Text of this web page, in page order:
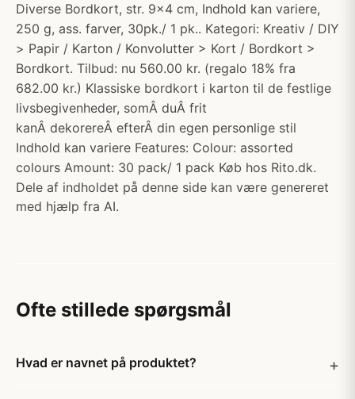
Diverse Bordkort, str. 9x4 cm, Indhold kan variere,
250 g, ass. farver, 30pk./ 1 pk.. Kategori: Kreativ / DIY
> Papir / Karton / Konvolutter > Kort / Bordkort >
Bordkort. Tilbud: nu 560.00 kr. (regalo 18% fra
682.00 kr.) Klassiske bordkort i karton til de festlige
livsbegivenheder, somÂ duÂ frit
kanÂ dekorereÂ efterÂ din egen personlige stil
Indhold kan variere Features: Colour: assorted
colours Amount: 30 pack/ 1 pack Køb hos Rito.dk.
Dele af indholdet på denne side kan være genereret
med hjælp fra AI.
Ofte stillede spørgsmål
Hvad er navnet på produktet?